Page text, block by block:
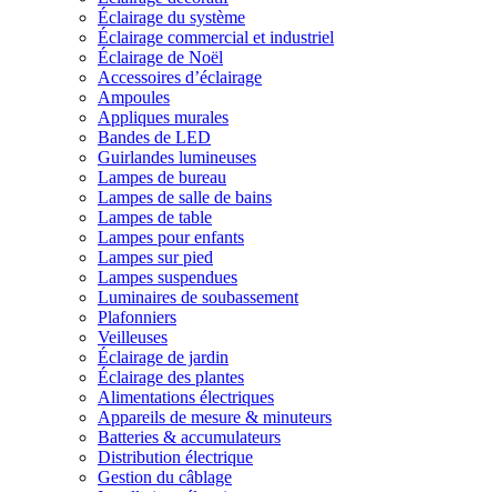
Éclairage du système
Éclairage commercial et industriel
Éclairage de Noël
Accessoires d’éclairage
Ampoules
Appliques murales
Bandes de LED
Guirlandes lumineuses
Lampes de bureau
Lampes de salle de bains
Lampes de table
Lampes pour enfants
Lampes sur pied
Lampes suspendues
Luminaires de soubassement
Plafonniers
Veilleuses
Éclairage de jardin
Éclairage des plantes
Alimentations électriques
Appareils de mesure & minuteurs
Batteries & accumulateurs
Distribution électrique
Gestion du câblage